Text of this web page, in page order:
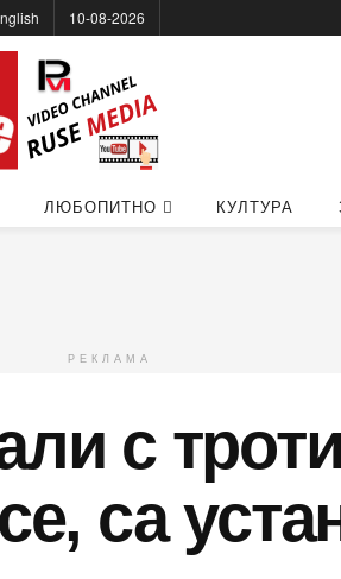
10-08-2026
ЛЮБОПИТНО КУЛТУРА
РЕКЛАМА
с
са